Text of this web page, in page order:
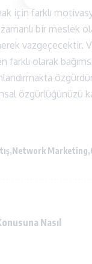
için farklı
bir meslek
farklı olarak
özgürlüğünüzü
Network Marketing
Nasıl